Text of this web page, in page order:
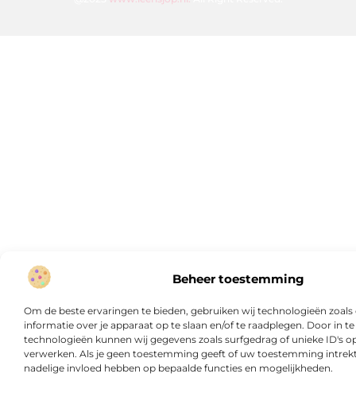
Beheer toestemming
Om de beste ervaringen te bieden, gebruiken wij technologieën
informatie over je apparaat op te slaan en/of te raadplegen. Door in
technologieën kunnen wij gegevens zoals surfgedrag of unieke ID's
verwerken. Als je geen toestemming geeft of uw toestemming
nadelige invloed hebben op bepaalde functies en mogelijkheden.